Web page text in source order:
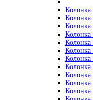
Колонка
Колонка
Колонка
Колонка
Колонка
Колонка
Колонка
Колонка
Колонка
Колонка
Колонка